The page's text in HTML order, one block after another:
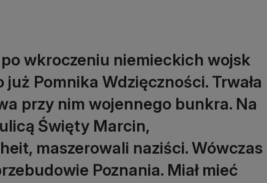
wkroczeniu niemieckich wojsk
już Pomnika Wdzięczności. Trwała
przy nim wojennego bunkra. Na
Święty Marcin,
maszerowali naziści. Wówczas
Poznania. Miał mieć